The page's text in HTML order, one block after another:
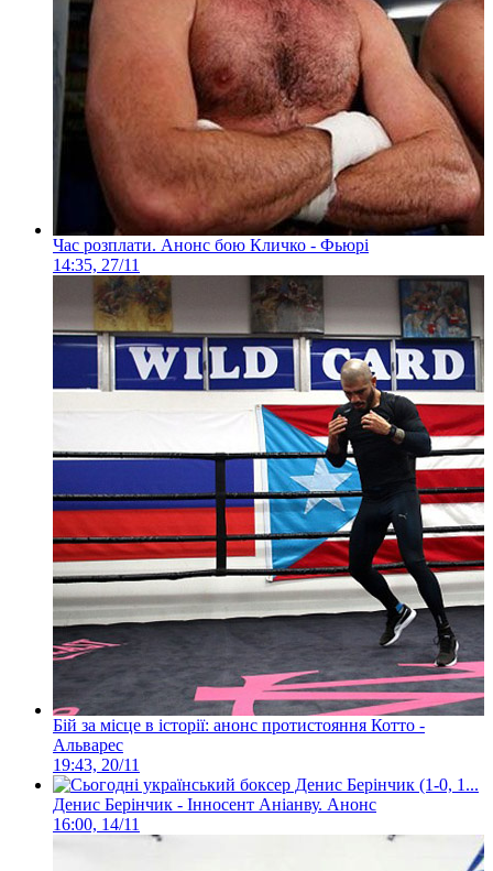
Час розплати. Анонс бою Кличко - Фьюрі
14:35, 27/11
Бій за місце в історії: анонс протистояння Котто -
Альварес
19:43, 20/11
Денис Берінчик - Інносент Аніанву. Анонс
16:00, 14/11